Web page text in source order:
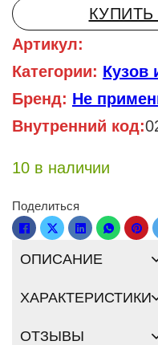
Артикул:
Категории: Кузов
Бренд: Не
Внутренний код:
10 в наличии
Поделиться
ОПИСАНИЕ
ХАРАКТЕРИСТИКИ
ОТЗЫВЫ